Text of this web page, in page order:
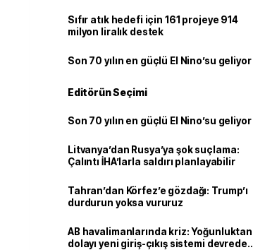
Sıfır atık hedefi için 161 projeye 914
milyon liralık destek
Son 70 yılın en güçlü El Nino’su geliyor
Editörün Seçimi
Son 70 yılın en güçlü El Nino’su geliyor
Litvanya’dan Rusya’ya şok suçlama:
Çalıntı İHA’larla saldırı planlayabilir
Tahran’dan Körfez’e gözdağı: Trump’ı
durdurun yoksa vururuz
AB havalimanlarında kriz: Yoğunluktan
dolayı yeni giriş-çıkış sistemi devreden